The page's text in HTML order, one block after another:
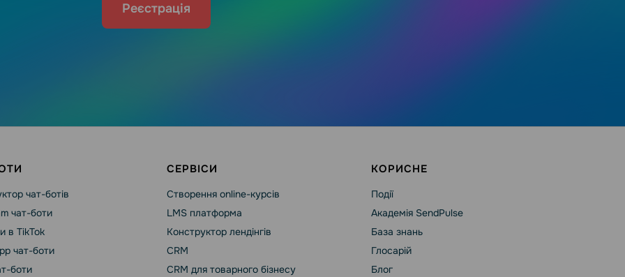
Реєстрація
чат-ботів
чат-боти
в TikTok
чат-боти
боти
СЕРВІСИ
Створення online-курсів
LMS платформа
Конструктор лендінгів
CRM
CRM для товарного бізнесу
КОРИСНЕ
Події
Академія SendPulse
База знань
Глосарій
Блог